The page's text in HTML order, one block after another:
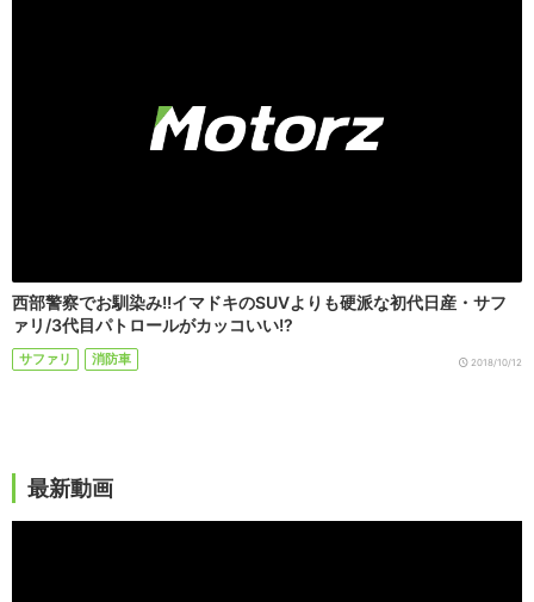
西部警察でお馴染み!!イマドキのSUVよりも硬派な初代日産・サフ
ァリ/3代目パトロールがカッコいい!?
サファリ 消防車 2018/10/12
最新動画